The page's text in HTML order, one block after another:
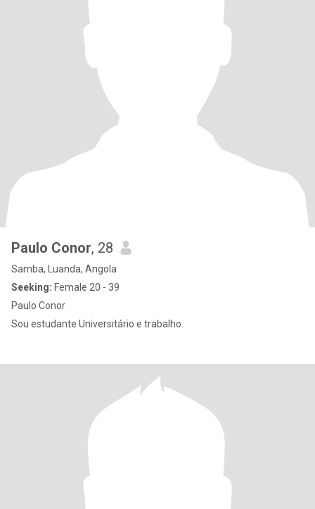
Paulo Conor, 28
Samba, Luanda, Angola
Seeking: Female 20 - 39
Paulo Conor
Sou estudante Universitário e trabalho.